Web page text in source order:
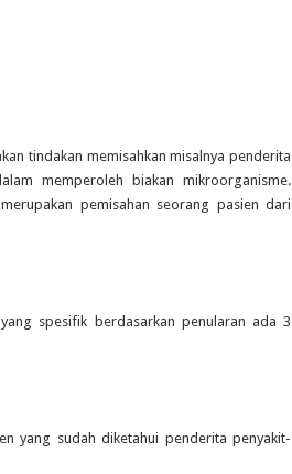
tindakan memisahkan misalnya penderita
memperoleh biakan mikroorganisme.
pemisahan seorang pasien dari
spesifik berdasarkan penularan ada 3
yang sudah diketahui penderita penyakit-